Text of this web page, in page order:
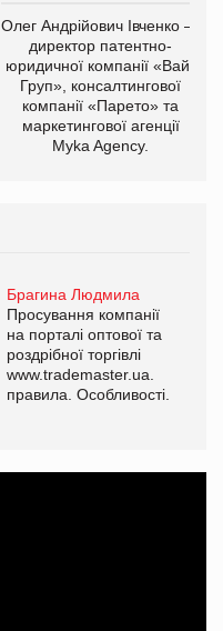
Олег Андрійович Івченко —
директор патентно-
юридичної компанії «Вайз
Груп», консалтингової
компанії «Парето» та
маркетингової агенції
Myka Agency.
Брагина Людмила
Просування компанії
на порталі оптової та
роздрібної торгівлі
www.trademaster.ua.
правила. Особливості.